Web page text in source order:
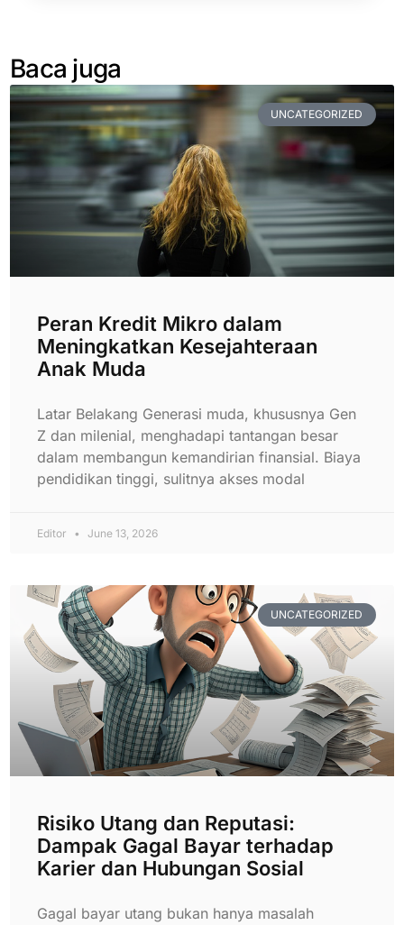
Baca juga
UNCATEGORIZED
Peran Kredit Mikro dalam
Meningkatkan Kesejahteraan
Anak Muda
Latar Belakang Generasi muda, khususnya Gen
Z dan milenial, menghadapi tantangan besar
dalam membangun kemandirian finansial. Biaya
pendidikan tinggi, sulitnya akses modal
Editor June 13, 2026
UNCATEGORIZED
Risiko Utang dan Reputasi:
Dampak Gagal Bayar terhadap
Karier dan Hubungan Sosial
Gagal bayar utang bukan hanya masalah